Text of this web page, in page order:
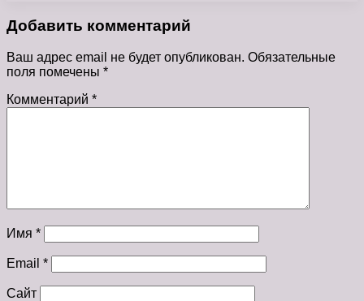
Добавить комментарий
Ваш адрес email не будет опубликован. Обязательные
поля помечены *
Комментарий *
Имя *
Email *
Сайт